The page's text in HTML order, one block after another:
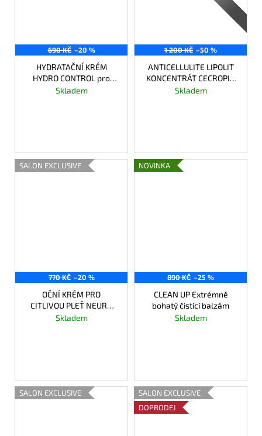
690 KČ –20 %
HYDRATAČNÍ KRÉM
HYDRO CONTROL pro
normální a smíšenou pleť
Skladem
1 200 KČ –50 %
ANTICELLULITE LIPOLIT
KONCENTRÁT CECROPIA
GEL
Skladem
SALON EXCLUSIVE
770 KČ –20 %
OČNÍ KRÉM PRO
CITLIVOU PLEŤ NEURO
SENSITIVE
Skladem
NOVINKA
890 KČ –25 %
CLEAN UP Extrémně
bohatý čistící balzám
Skladem
SALON EXCLUSIVE
SALON EXCLUSIVE
DOPRODEJ